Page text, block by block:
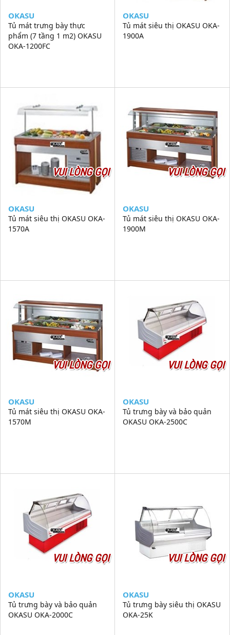
OKASU
Tủ mát trưng bày thực
phẩm (7 tầng 1 m2) OKASU
OKA-1200FC
OKASU
Tủ mát siêu thị OKASU OKA-
1900A
VUI LÒNG GỌI
OKASU
Tủ mát siêu thị OKASU OKA-
1570A
VUI LÒNG GỌI
OKASU
Tủ mát siêu thị OKASU OKA-
1900M
VUI LÒNG GỌI
OKASU
Tủ mát siêu thị OKASU OKA-
1570M
VUI LÒNG GỌI
OKASU
Tủ trưng bày và bảo quản
OKASU OKA-2500C
VUI LÒNG GỌI
OKASU
Tủ trưng bày và bảo quản
OKASU OKA-2000C
VUI LÒNG GỌI
OKASU
Tủ trưng bày siêu thị OKASU
OKA-25K